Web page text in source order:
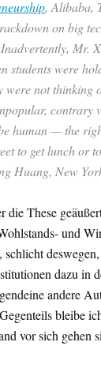
, Alibaba,
on big
Mr.
students were
were not thinking
contrary
human — the
to get lunch or
Huang, New
These
und
dazu in
andere
bleibe
vor sich gehen